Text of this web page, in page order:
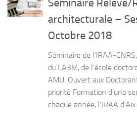
Séminaire
architecturale –
Octobre 2018
Séminaire de l’IRAA-
du LA3M, de l’école
AMU. Ouvert aux
priorité Formation d’une
chaque année, l’IRAA